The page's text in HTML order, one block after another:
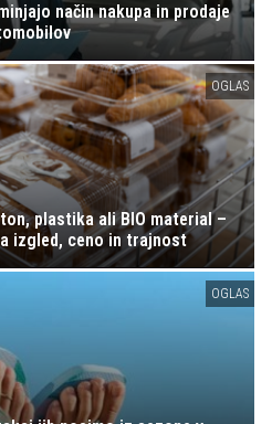
način nakupa in prodaje
OGLAS
plastika ali BIO material –
izgled, ceno in trajnost
OGLAS